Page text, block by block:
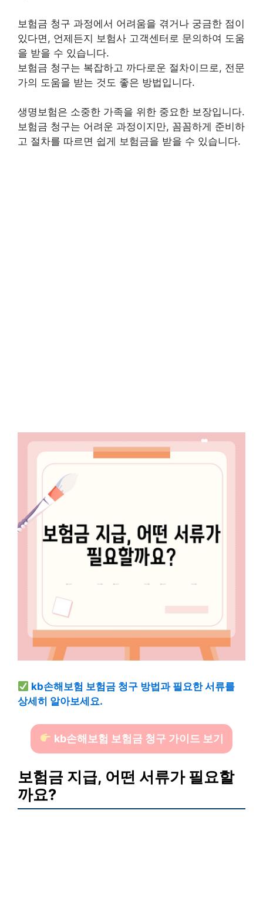
보험금 청구 과정에서 어려움을 겪거나 궁금한 점이
있다면, 언제든지 보험사 고객센터로 문의하여 도움
을 받을 수 있습니다.
보험금 청구는 복잡하고 까다로운 절차이므로, 전문
가의 도움을 받는 것도 좋은 방법입니다.
생명보험은 소중한 가족을 위한 중요한 보장입니다.
보험금 청구는 어려운 과정이지만, 꼼꼼하게 준비하
고 절차를 따르면 쉽게 보험금을 받을 수 있습니다.
kb손해보험 보험금 청구 방법과 필요한 서류를
상세히 알아보세요.
kb손해보험 보험금 청구 가이드 보기
보험금 지급, 어떤 서류가 필요할
까요?